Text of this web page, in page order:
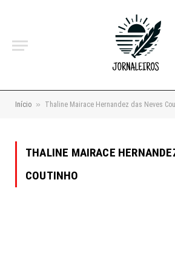
Início » Thaline Mairace Hernandez das Neves
THALINE MAIRACE
COUTINHO